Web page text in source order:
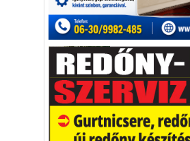
Energy Hotel & Business Center
Kaktusz
Vakációs
A nyaralás
helyzeteket
sokan
keresnek.